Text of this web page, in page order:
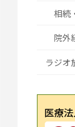
相続
院外
ラジオ